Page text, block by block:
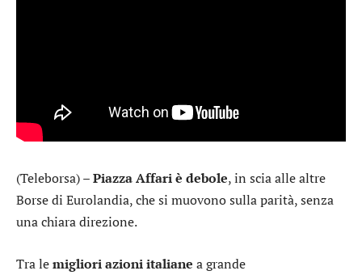
(Teleborsa) –Piazza Affari è debole, in scia alle altre
Borse di Eurolandia, che si muovono sulla parità, senza
una chiara direzione.
Tra lemigliori azioni italiane a grande